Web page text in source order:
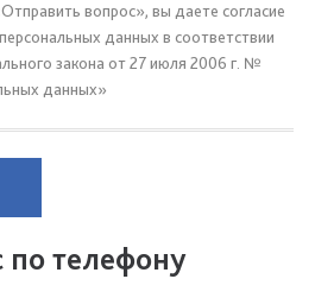
вопрос», вы даете согласие
данных в соответствии
закона от 27 июля 2006 г. №
данных»
по телефону